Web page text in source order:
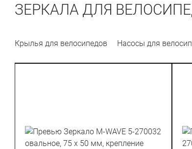
ЗЕРКАЛА ДЛЯ
Крылья для велосипедов Насосы для